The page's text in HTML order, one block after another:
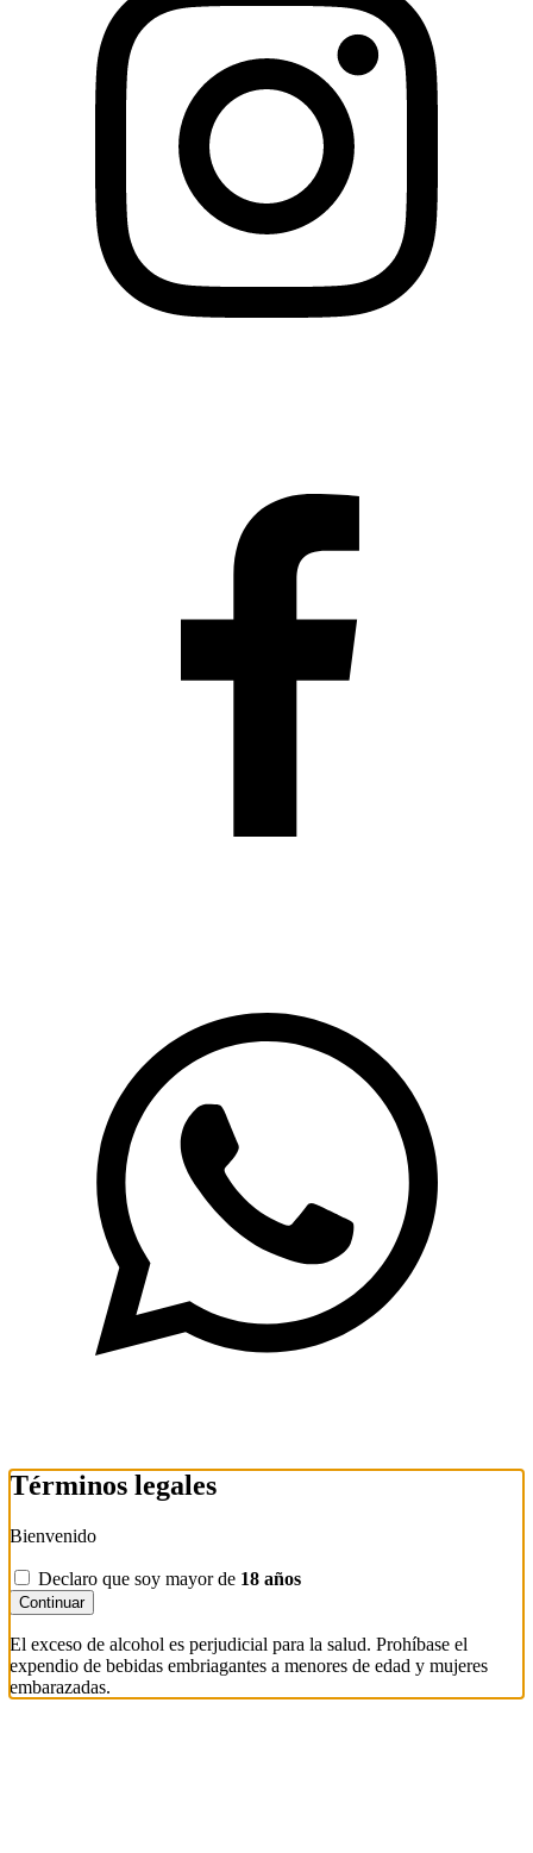
Términos legales
Bienvenido
Declaro que soy mayor de 18 años
Continuar
El exceso de alcohol es perjudicial para la salud. Prohíbase el
expendio de bebidas embriagantes a menores de edad y mujeres
embarazadas.